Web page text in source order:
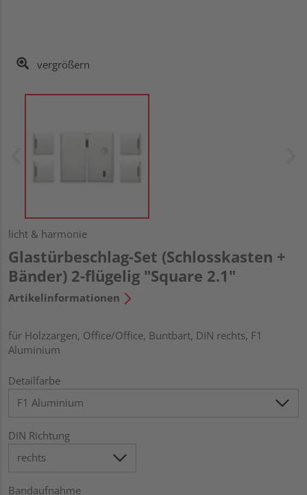
vergrößern
licht & harmonie
Glastürbeschlag-Set (Schlosskasten +
Bänder) 2-flügelig "Square 2.1"
Artikelinformationen
für Holzzargen, Office/Office, Buntbart, DIN rechts, F1
Aluminium
Detailfarbe
DIN Richtung
Bandaufnahme